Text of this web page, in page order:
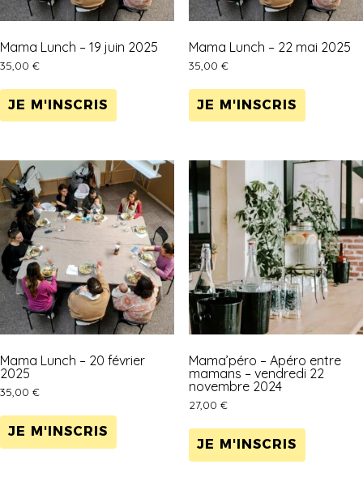
Mama Lunch – 19 juin 2025
35,00 €
JE M'INSCRIS
Mama Lunch – 22 mai 2025
35,00 €
JE M'INSCRIS
Mama Lunch – 20 février
2025
35,00 €
JE M'INSCRIS
Mama’péro – Apéro entre
mamans – vendredi 22
novembre 2024
27,00 €
JE M'INSCRIS